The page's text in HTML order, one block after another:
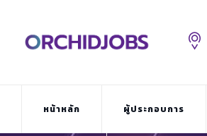
content
หน้าหลัก ผู้ประกอบการ